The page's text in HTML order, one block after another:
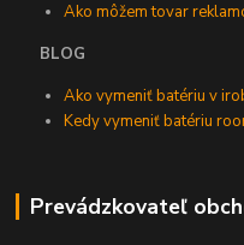
Ako môžem tovar
BLOG
Ako vymeniť batériu v
Kedy vymeniť batériu
Prevádzkovateľ